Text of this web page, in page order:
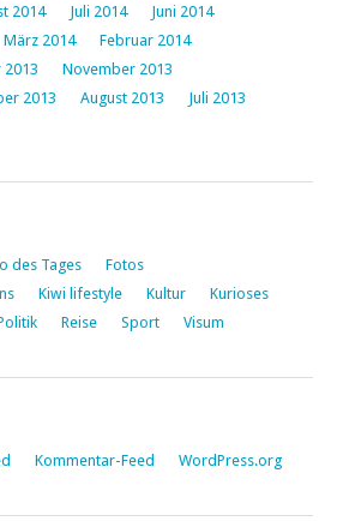
2014 Juli 2014
Juni 2014
März 2014
Februar 2014
2013
November 2013
2013 August 2013
Juli 2013
des Tages
Fotos
Kiwi lifestyle Kultur
Kurioses
Reise Sport Visum
Kommentar-Feed WordPress.org